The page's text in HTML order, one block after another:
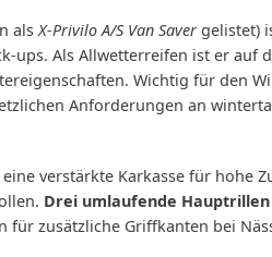
alsX-Privilo A/S Van Saver gelistet)
ups. Als Allwetterreifen ist er
Wichtig für den
Anforderungen an
eine verstärkte Karkasse für
Drei umlaufende Hauptrillen
zusätzliche Griffkanten bei